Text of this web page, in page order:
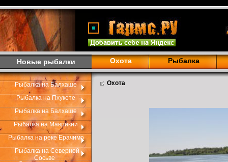
Новые рыбалки Охота Рыбалка
Рыбалка на Балхаше
Рыбалка на Пхукете
Рыбалка на Балхаше
Рыбалка на Маврикии
Рыбалка на реке Ерачимо
Рыбалка на Северной
Сосьве
Охота